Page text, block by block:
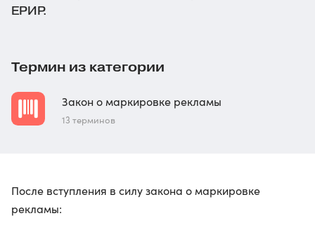
ЕРИР.
Термин из категории
Закон о маркировке рекламы
13 терминов
После вступления в силу закона о маркировке
рекламы: